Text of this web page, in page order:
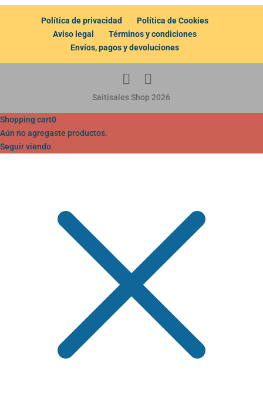
Política de privacidad
Política de Cookies
Aviso legal
Términos y condiciones
Envíos, pagos y devoluciones
Saitisales Shop 2026
Shopping cart0
Aún no agregaste productos.
Seguir viendo